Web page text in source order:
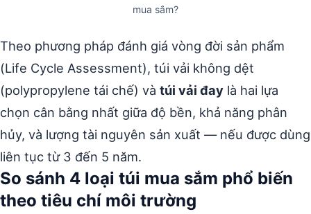
mua sắm?
Theo phương pháp đánh giá vòng đời sản phẩm
(Life Cycle Assessment), túi vải không dệt
(polypropylene tái chế) và túi vải đay là hai lựa
chọn cân bằng nhất giữa độ bền, khả năng phân
hủy, và lượng tài nguyên sản xuất — nếu được dùng
liên tục từ 3 đến 5 năm.
So sánh 4 loại túi mua sắm phổ biến
theo tiêu chí môi trường